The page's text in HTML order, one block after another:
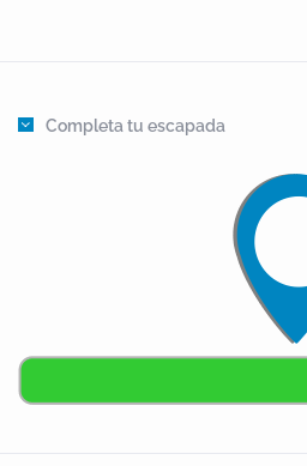
Completa tu escapada